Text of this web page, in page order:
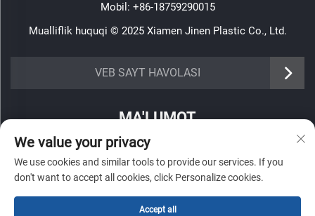
Mobil: +86-18759290015
Mualliflik huquqi © 2025 Xiamen Jinen Plastic Co., Ltd.
VEB SAYT HAVOLASI
https://www.jinenplastic.com/service
https://www.jinenplastic.com/projects
https://www.jinenplastic.com/news
https://www.jinenplastic.com/contact-us
MA'LUMOT
Haftalik axborotnomamizni olish uchun roʻyxatdan oʻting
We value your privacy
We use cookies and similar tools to provide our services. If you
don't want to accept all cookies, click Personalize cookies.
Accept all